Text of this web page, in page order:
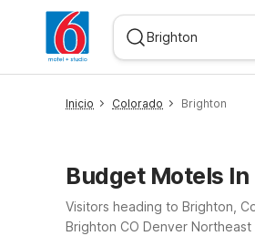
Inicio Colorado Brighton
Budget Motels
Visitors heading to Brighton,
Brighton CO Denver